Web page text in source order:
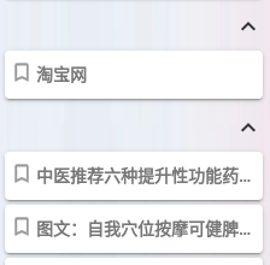
keyboard_arrow_up
淘宝网
keyboard_arrow_up
中医推荐六种提升性功能药材 效果堪比伟哥－新闻中心－新浪网
图文：自我穴位按摩可健脾胃养肝肾－新闻中心－新浪网